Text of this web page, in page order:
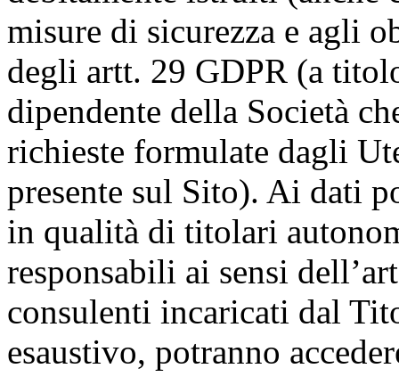
misure di sicurezza e agli
degli artt. 29 GDPR (a
dipendente della Società
richieste formulate dagli
presente sul Sito). Ai dati
in qualità di titolari
responsabili ai sensi
consulenti incaricati dal
esaustivo, potranno